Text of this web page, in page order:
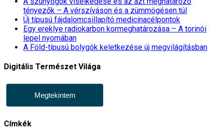
tényezők – A vérszíváson és a zümmögésen túl
Új típusú fájdalomcsillapító medicinacélpontok
Egy ereklye radiokarbon kormeghatározása – A torinói
lepel nyomában
A Föld-típusú bolygók keletkezése új megvilágításban
Digitális Természet Világa
Megtekintem
Címkék